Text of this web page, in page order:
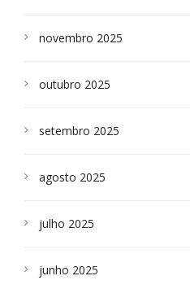
novembro 2025
outubro 2025
setembro 2025
agosto 2025
julho 2025
junho 2025